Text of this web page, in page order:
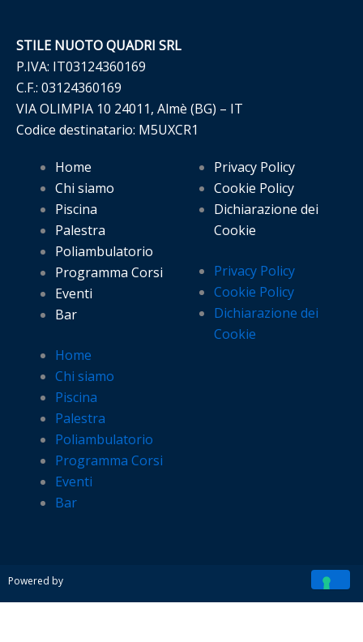
STILE NUOTO QUADRI SRL
P.IVA: IT03124360169
C.F.: 03124360169
VIA OLIMPIA 10 24011, Almè (BG) – IT
Codice destinatario: M5UXCR1
Home
Chi siamo
Piscina
Palestra
Poliambulatorio
Programma Corsi
Eventi
Bar
Home
Chi siamo
Piscina
Palestra
Poliambulatorio
Programma Corsi
Eventi
Bar
Privacy Policy
Cookie Policy
Dichiarazione dei
Cookie
Privacy Policy
Cookie Policy
Dichiarazione dei
Cookie
Powered by